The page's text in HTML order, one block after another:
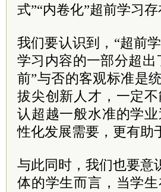
式”“内卷化”超前学习
我们要认识到，“超前
学习内容的一部分超
前”与否的客观标准是
拔尖创新人才，一定
认超越一般水准的学
性化发展需要，更有助
与此同时，我们也要意
体的学生而言，当学